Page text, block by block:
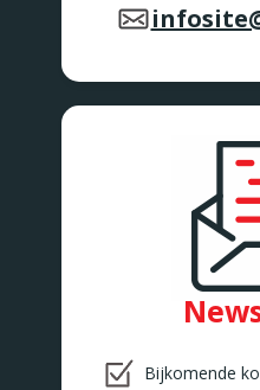
Bijkomende